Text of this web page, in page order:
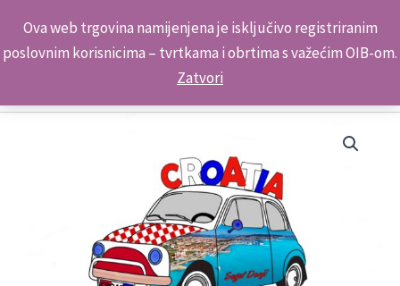
Ova web trgovina namijenjena je isključivo registriranim
poslovnim korisnicima – tvrtkama i obrtima s važećim OIB-om.
Zatvori
content
Kontakt telefon: +385 98 179 3891